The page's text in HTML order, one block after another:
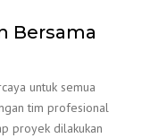
Bersama
untuk semua
tim profesional
proyek dilakukan